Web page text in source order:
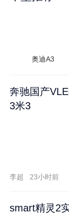
奥迪A3
奔驰国产
3米3
李超 23小时前
smart精灵2